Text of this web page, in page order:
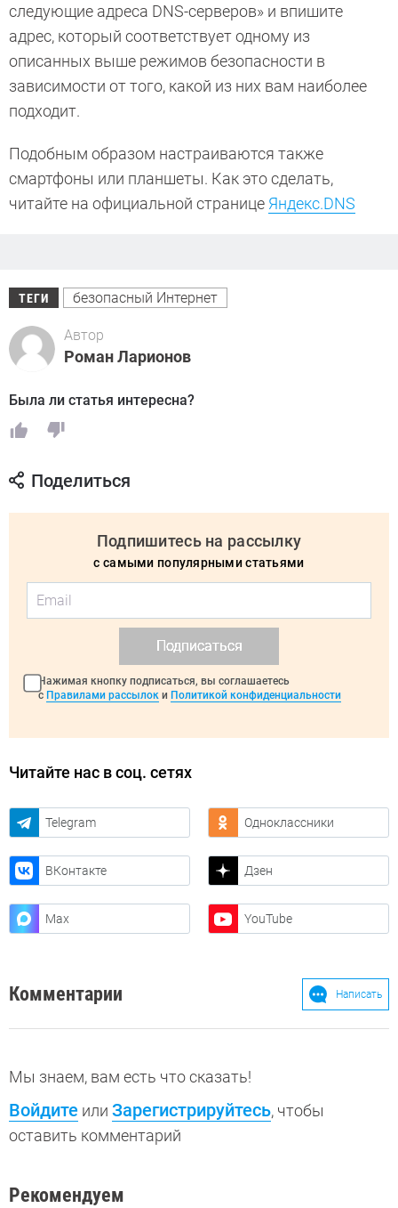
следующие адреса DNS-сер­веров» и впишите
адрес, который соответствует одному из
описанных выше режимов безопасности в
зависимости от того, какой из них вам наиболее
подходит.
Подобным образом настраиваются также
смартфоны или планшеты. Как это сделать,
читайте на официальной странице Яндекс.DNS
ТЕГИ безопасный Интернет
Автор
Роман Ларионов
Была ли статья интересна?
Поделиться
Подпишитесь на рассылку
с самыми популярными статьями
Подписаться
Нажимая кнопку подписаться, вы соглашаетесь
с Правилами рассылок и Политикой конфиденциальности
Читайте нас в соц. сетях
Telegram Одноклассники
ВКонтакте Дзен
Max YouTube
Комментарии Написать
Мы знаем, вам есть что сказать!
Войдите или Зарегистрируйтесь, чтобы
оставить комментарий
Рекомендуем